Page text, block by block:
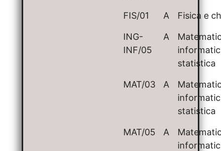
FIS/01 A Fisica e
ING-
INF/05
A
statistica
MAT/03 A
statistica
MAT/05 A